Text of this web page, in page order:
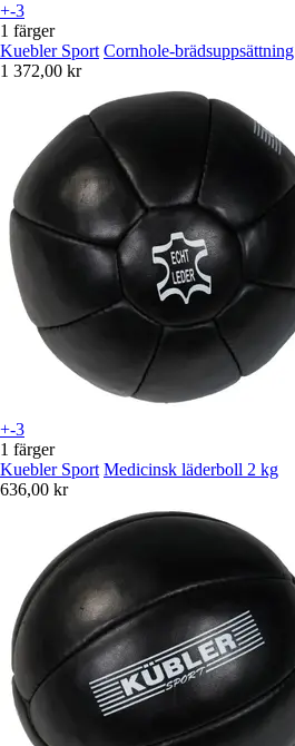
+-3
1 färger
Kuebler Sport Cornhole-brädsuppsättning
1 372,00 kr
+-3
1 färger
Kuebler Sport Medicinsk läderboll 2 kg
636,00 kr